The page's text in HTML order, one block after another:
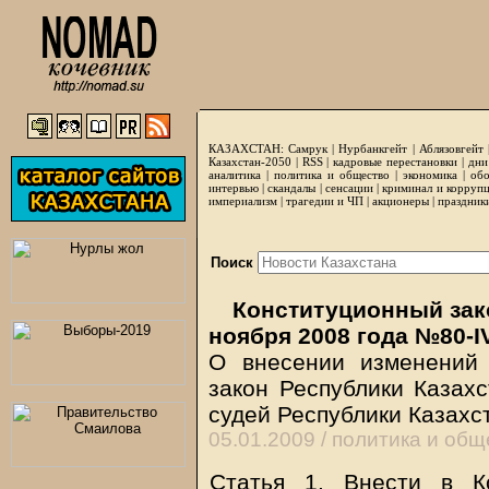
КАЗАХСТАН: Самрук |Нурбанкгейт | Аблязовгейт
Казахстан-2050 | RSS|кадровые перестановки|
аналитика | политика и общество | экономика |
интервью |скандалы | сенсации|криминал и
империализм | трагедии и ЧП | акционеры |
Поиск
Конституционный
ноября 2008 года №80-
О внесении
закон Республики
судей Республики
05.01.2009 / политика и
Статья 1. Внести в